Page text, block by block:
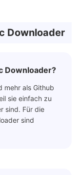
Downloader
Downloader?
mehr als Github
sie einfach zu
sind. Für die
sind